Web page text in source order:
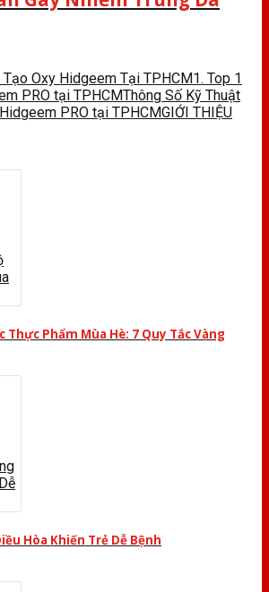
Tạo Oxy Hidgeem Tại TPHCM1. Top 1
PRO tại TPHCMThông Số Kỹ Thuật
PRO tại TPHCMGIỚI THIỆU
Thực Phẩm Mùa Hè: 7 Quy Tắc Vàng
Hòa Khiến Trẻ Dễ Bệnh